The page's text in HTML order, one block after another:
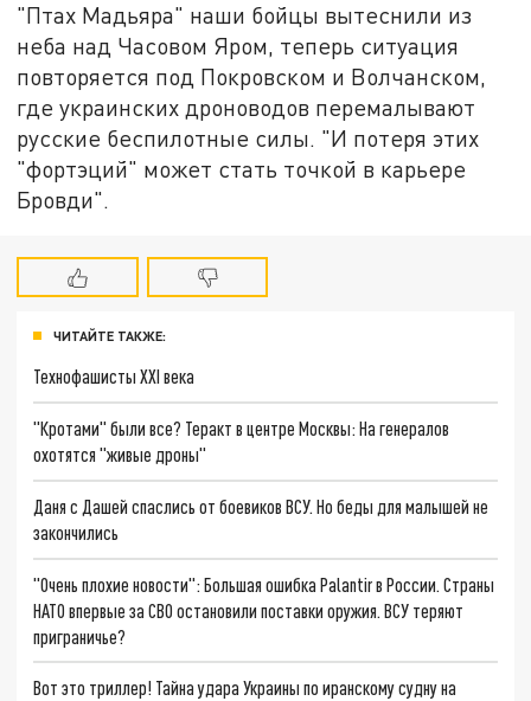
"Птах Мадьяра" наши бойцы вытеснили из
неба над Часовом Яром, теперь ситуация
повторяется под Покровском и Волчанском,
где украинских дроноводов перемалывают
русские беспилотные силы. "И потеря этих
"фортэций" может стать точкой в карьере
Бровди".
ЧИТАЙТЕ ТАКЖЕ:
Технофашисты XXI века
"Кротами" были все? Теракт в центре Москвы: На генералов
охотятся "живые дроны"
Даня с Дашей спаслись от боевиков ВСУ. Но беды для малышей не
закончились
"Очень плохие новости": Большая ошибка Palantir в России. Страны
НАТО впервые за СВО остановили поставки оружия. ВСУ теряют
приграничье?
Вот это триллер! Тайна удара Украины по иранскому судну на